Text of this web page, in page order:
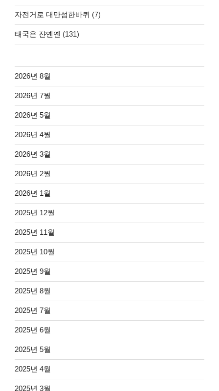
자전거로 대만섬한바퀴 (7)
태국은 쟌옌옌 (131)
2026년 8월
2026년 7월
2026년 5월
2026년 4월
2026년 3월
2026년 2월
2026년 1월
2025년 12월
2025년 11월
2025년 10월
2025년 9월
2025년 8월
2025년 7월
2025년 6월
2025년 5월
2025년 4월
2025년 3월